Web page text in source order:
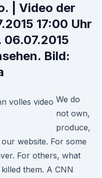
| Video der
17:00 Uhr
06.07.2015
Bild:
We do
not own,
produce,
website. For some
For others, what
them. A CNN